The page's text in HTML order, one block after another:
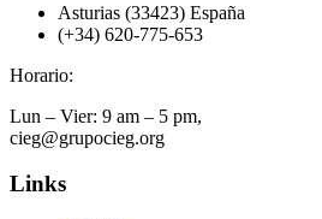
Asturias (33423) España
(+34) 620-775-653
Horario:
Lun – Vier: 9 am – 5 pm,
cieg@grupocieg.org
Links